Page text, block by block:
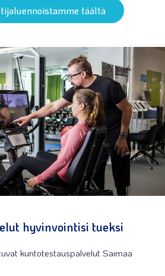
täältä
hyvinvointisi tueksi
kuntotestauspalvelut Saimaa